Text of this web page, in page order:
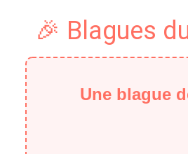
🎉 Blagues
Une blague